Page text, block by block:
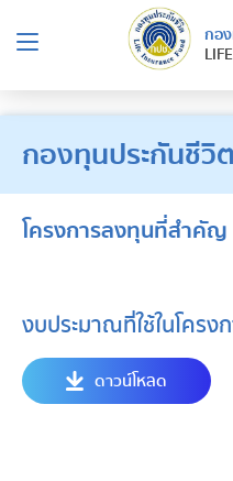
กอ
กองทุนประกันชีวิต
โครงการลงทุนที่สำคัญ
งบประมาณที่ใช้ในโครง
ดาวน์โหลด